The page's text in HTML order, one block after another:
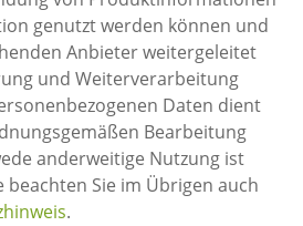
und
Anbieter weitergeleitet
Daten dient
Bearbeitung
anderweitige Nutzung ist
.